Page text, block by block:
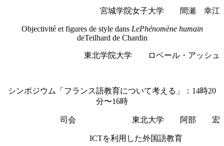
宮城学院女子大学 間瀬 幸江
Objectivité et figures de style dans LePhénomène humain
deTeilhard de Chardin
東北学院大学 ロベール・アッシュ
シンポジウム「フランス語教育について考える」： 14時20
分〜16時
司会 東北大学 阿部 宏
ICTを利用した外国語教育